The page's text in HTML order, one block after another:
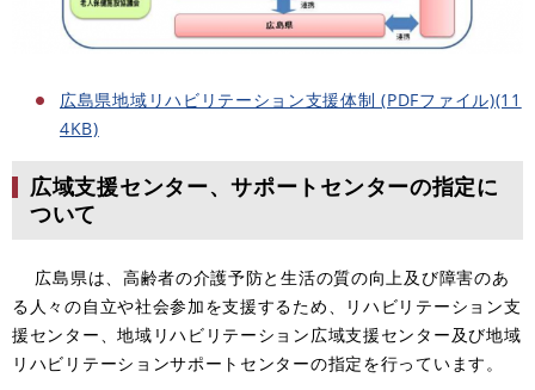
広島県地域リハビリテーション支援体制 (PDFファイル)(11
4KB)
広域支援センター、サポートセンターの指定に
ついて
広島県は、高齢者の介護予防と生活の質の向上及び障害のあ
る人々の自立や社会参加を支援するため、リハビリテーション支
援センター、地域リハビリテーション広域支援センター及び地域
リハビリテーションサポートセンターの指定を行っています。